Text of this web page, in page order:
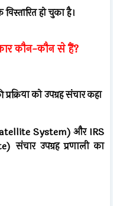
हो चुका है।
कौन-कौन से हैं?
को उपग्रह संचार कहा
System) और IRS
उपग्रह प्रणाली का